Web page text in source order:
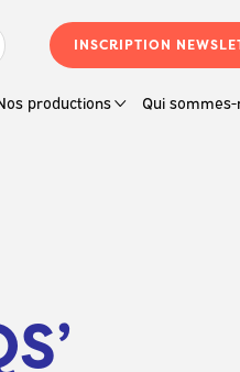
INSCRIPTION
productions Qui sommes-